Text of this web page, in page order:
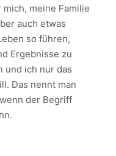
meine Familie
auch etwas
so führen,
Ergebnisse zu
und ich nur das
Das nennt man
der Begriff